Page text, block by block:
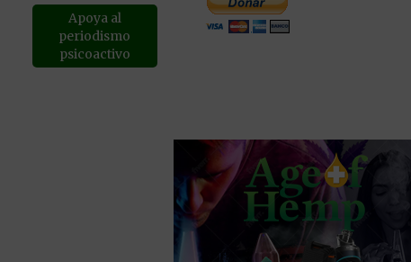
Apoya al
periodismo
psicoactivo